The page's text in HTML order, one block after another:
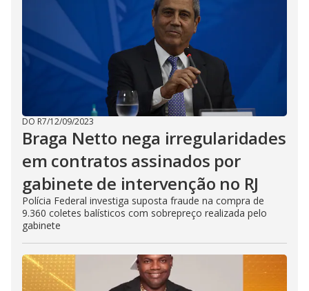
DO R7/12/09/2023
Braga Netto nega irregularidades
em contratos assinados por
gabinete de intervenção no RJ
Polícia Federal investiga suposta fraude na compra de
9.360 coletes balísticos com sobrepreço realizada pelo
gabinete